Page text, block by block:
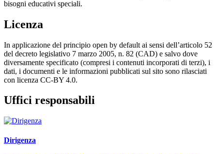
bisogni educativi speciali.
Licenza
In applicazione del principio open by default ai sensi dell’articolo 52
del decreto legislativo 7 marzo 2005, n. 82 (CAD) e salvo dove
diversamente specificato (compresi i contenuti incorporati di terzi), i
dati, i documenti e le informazioni pubblicati sul sito sono rilasciati
con licenza CC-BY 4.0.
Uffici responsabili
Dirigenza